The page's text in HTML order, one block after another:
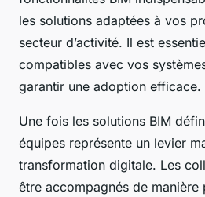
les solutions adaptées à vos
secteur d’activité. Il est
compatibles avec vos
garantir une adoption efficace.
Une fois les solutions BIM
équipes représente un levier
transformation digitale. Les
être accompagnés de manière